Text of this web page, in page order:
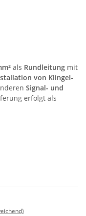
als Rundleitung mit
von Klingel-
Signal- und
erfolgt als